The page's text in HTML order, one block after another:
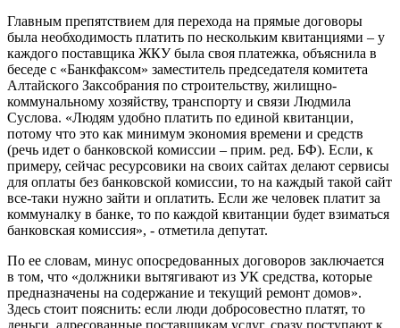
Главным препятствием для перехода на прямые договоры
была необходимость платить по нескольким квитанциями – у
каждого поставщика ЖКУ была своя платежка, объяснила в
беседе с «Банкфаксом» заместитель председателя комитета
Алтайского Заксобрания по строительству, жилищно-
коммунальному хозяйству, транспорту и связи Людмила
Суслова. «Людям удобно платить по единой квитанции,
потому что это как минимум экономия времени и средств
(речь идет о банковской комиссии – прим. ред. БФ). Если, к
примеру, сейчас ресурсовики на своих сайтах делают сервисы
для оплаты без банковской комиссии, то на каждый такой сайт
все-таки нужно зайти и оплатить. Если же человек платит за
коммуналку в банке, то по каждой квитанции будет взиматься
банковская комиссия», - отметила депутат.
По ее словам, минус опосредованных договоров заключается
в том, что «должники вытягивают из УК средства, которые
предназначены на содержание и текущий ремонт домов».
Здесь стоит пояснить: если люди добросовестно платят, то